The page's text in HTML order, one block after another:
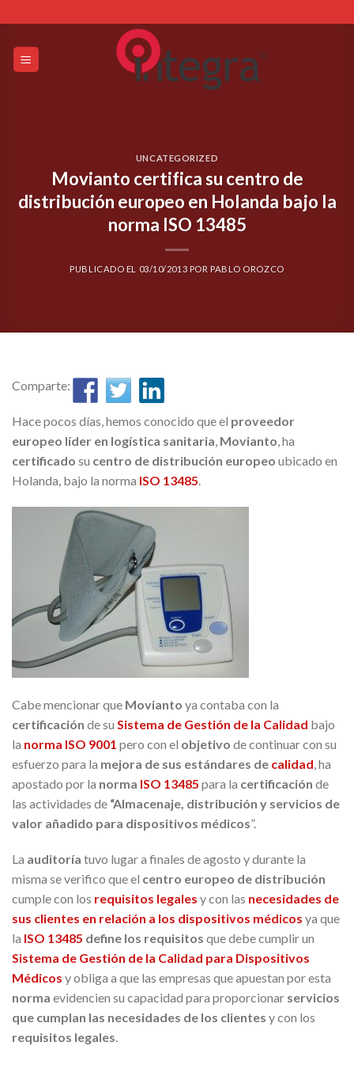
to
content
UNCATEGORIZED
Movianto certifica su centro de
distribución europeo en Holanda bajo la
norma ISO 13485
PUBLICADO EL 03/10/2013 POR PABLO OROZCO
Comparte:
Hace pocos días, hemos conocido que el proveedor
europeo líder en logística sanitaria, Movianto, ha
certificado su centro de distribución europeo ubicado en
Holanda, bajo la norma ISO 13485.
Cabe mencionar que Movianto ya contaba con la
certificación de su Sistema de Gestión de la Calidad bajo
la norma ISO 9001 pero con el objetivo de continuar con su
esfuerzo para la mejora de sus estándares de calidad , ha
apostado por la norma ISO 13485 para la certificación de
las actividades de “Almacenaje, distribución y servicios de
valor añadido para dispositivos médicos”.
La auditoría tuvo lugar a finales de agosto y durante la
misma se verifico que el centro europeo de distribución
cumple con los requisitos legales y con las necesidades de
sus clientes en relación a los dispositivos médicos ya que
la ISO 13485 define los requisitos que debe cumplir un
Sistema de Gestión de la Calidad para Dispositivos
Médicos y obliga a que las empresas que apuestan por esta
norma evidencien su capacidad para proporcionar servicios
que cumplan las necesidades de los clientes y con los
requisitos legales.